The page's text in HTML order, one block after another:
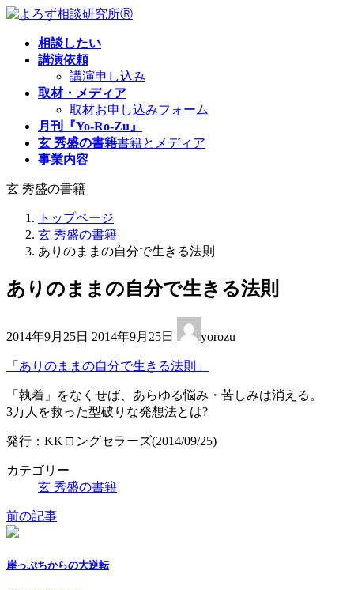
コ
ナ
相談したい
講演依頼
講演申し込み
取材・メディア
取材お申し込みフォーム
月刊『Yo-Ro-Zu』
玄 秀盛の書籍書籍とメディア
事業内容
玄 秀盛の書籍
トップページ
玄 秀盛の書籍
ありのままの自分で生きる法則
ありのままの自分で生きる法則
2014年9月25日 終
更
新
日
時
2014年9月25日 yorozu
「ありのままの自分で生きる法則」
「執着」をなくせば、あらゆる悩み・苦しみは消える。
3万人を救った型破りな発想法とは?
発行：KKロングセラーズ(2014/09/25)
カテゴリー
玄 秀盛の書籍
前の記事
崖っぷちからの大逆転